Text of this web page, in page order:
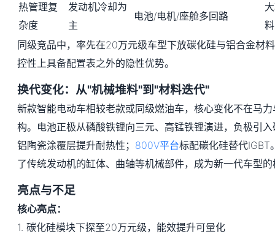
热管理复
杂度
发动机冷却为
主
电池/电机/座舱多回路
同级竞品中，率先在20万元级车型下放碳化硅与铝合金材
控性上具备配置表之外的隐性优势。
换代变化：从"机械堆料"到"材料迭代"
新款智能电动车相较老款或同级燃油车，核心变化不在马
构。电池正极从磷酸铁锂向三元、高锰铁锂演进，负极引
铝陶瓷涂覆层提升耐热性； 800V平台标配碳化硅替代IGBT
了传统发动机的缸体、曲轴等机械部件，成为新一代车型
亮点与不足
核心亮点：
1. 碳化硅模块下探至20万元级，能效提升可量化